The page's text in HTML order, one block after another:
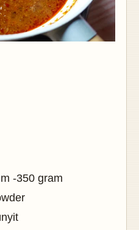
-350 gram